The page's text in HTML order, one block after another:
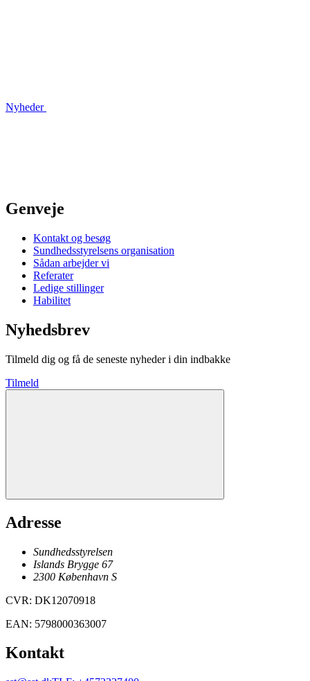
Nyheder
Genveje
Kontakt og besøg
Sundhedsstyrelsens organisation
Sådan arbejder vi
Referater
Ledige stillinger
Habilitet
Nyhedsbrev
Tilmeld dig og få de seneste nyheder i din indbakke
Tilmeld
Adresse
Sundhedsstyrelsen
Islands Brygge 67
2300 København S
CVR: DK12070918
EAN: 5798000363007
Kontakt